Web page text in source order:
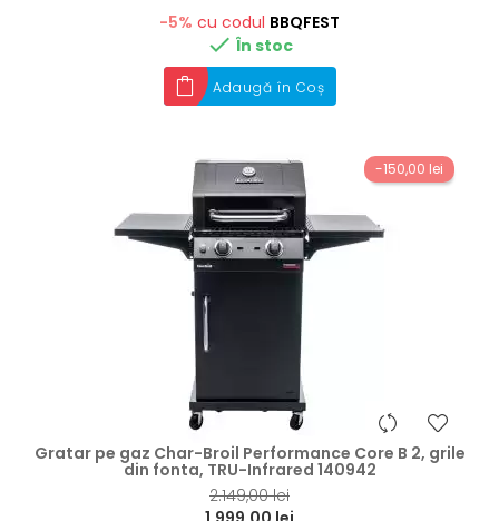
-5% cu codul BBQFEST
 În stoc
Adaugă în Coș
-150,00 lei
Gratar pe gaz Char-Broil Performance Core B 2, grile
din fonta, TRU-Infrared 140942
2.149,00 lei